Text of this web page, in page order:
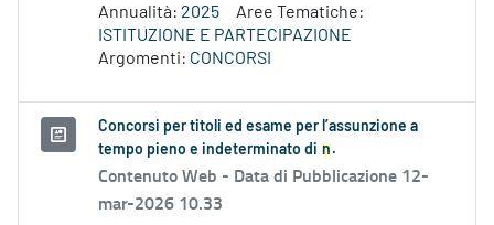
Annualità: 2025
Aree Tematiche:
ISTITUZIONE E PARTECIPAZIONE
Argomenti: CONCORSI
Concorsi per titoli ed esame per l’assunzione a
tempo pieno e indeterminato di n .
Contenuto Web - Data di Pubblicazione 12-
mar-2026 10.33